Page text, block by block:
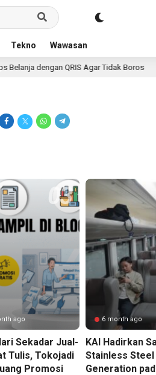
Tekno Wawasan
QRIS Agar Tidak Boros 11
ago
Sekadar Jual-
Tulis, Tokojadi
Promosi
6 month ago
KAI Hadirkan
Stainless Steel
Generation